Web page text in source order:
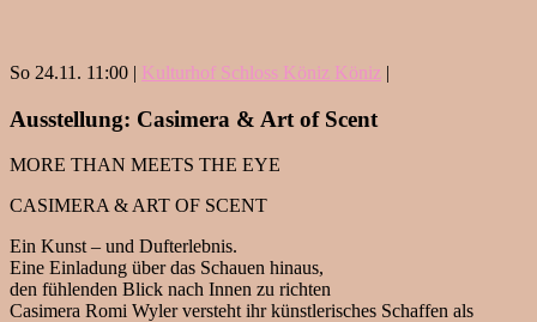
So 24.11. 11:00 | Kulturhof Schloss Köniz Köniz |
Ausstellung: Casimera & Art of Scent
MORE THAN MEETS THE EYE
CASIMERA & ART OF SCENT
Ein Kunst – und Dufterlebnis.
Eine Einladung über das Schauen hinaus,
den fühlenden Blick nach Innen zu richten
Casimera Romi Wyler versteht ihr künstlerisches Schaffen als